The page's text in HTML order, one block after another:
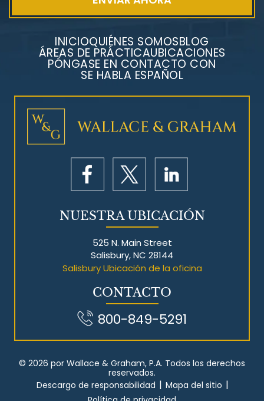
INICIOQUIÉNES SOMOSBLOG
ÁREAS DE PRÁCTICAUBICACIONES
PÓNGASE EN CONTACTO CON
SE HABLA ESPAÑOL
NUESTRA UBICACIÓN
525 N. Main Street
Salisbury, NC 28144
Salisbury Ubicación de la oficina
CONTACTO
800-849-5291
© 2026 por Wallace & Graham, P.A. Todos los derechos
reservados.
Descargo de responsabilidad | Mapa del sitio |